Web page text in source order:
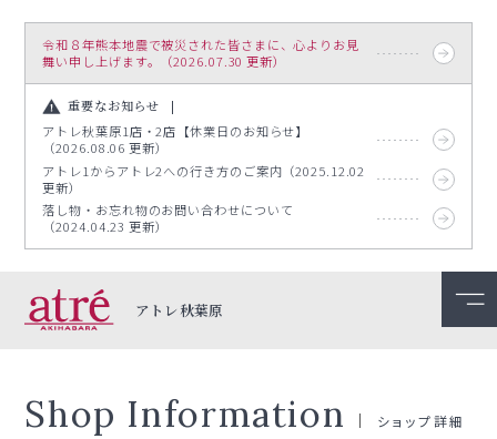
令和８年熊本地震で被災された皆さまに、心よりお見
舞い申し上げます。（2026.07.30 更新）
重要なお知らせ
アトレ秋葉原1店・2店【休業日のお知らせ】
（2026.08.06 更新）
アトレ1からアトレ2への行き方のご案内（2025.12.02
更新）
落し物・お忘れ物のお問い合わせについて
（2024.04.23 更新）
アトレ秋葉原
Shop Information ショップ詳細